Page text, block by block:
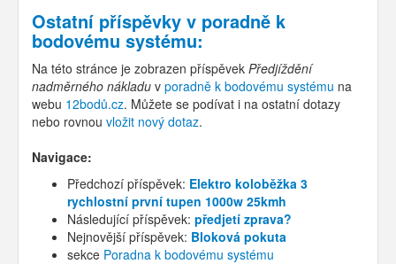
Ostatní příspěvky v poradně k
bodovému systému:
Na této stránce je zobrazen příspěvek Předjíždění
nadměrného nákladu v poradně k bodovému systému na
webu 12bodů.cz. Můžete se podívat i na ostatní dotazy
nebo rovnou vložit nový dotaz.
Navigace:
Předchozí příspěvek: Elektro koloběžka 3
rychlostní první tupen 1000w 25kmh
Následující příspěvek: předjetí zprava?
Nejnovější příspěvek: Bloková pokuta
sekce Poradna k bodovému systému